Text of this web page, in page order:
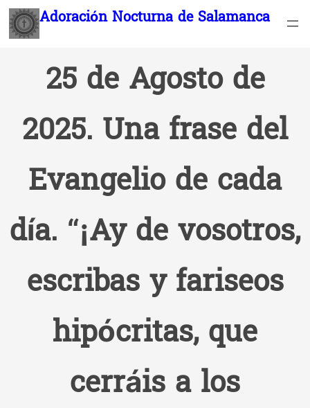
Saltar Adoración Nocturna de Salamanca
25 de Agosto de
2025. Una frase del
Evangelio de cada
día. “¡Ay de vosotros,
escribas y fariseos
hipócritas, que
cerráis a los